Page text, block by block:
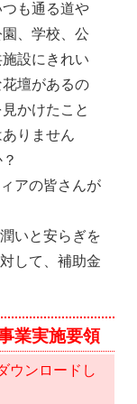
つも通る道や
園、学校、公
施設にきれい
花壇があるの
見かけたこと
ありません
アの皆さんが
いと安らぎを
して、補助金
業実施要領
ウンロードし